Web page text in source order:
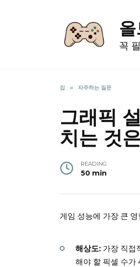
꼭
집 » 자주하는 질문
그래픽
치는 것
READING
50 min
게임 성능에 가장 큰
해상도: 가장 직접
해야 할 픽셀 수가